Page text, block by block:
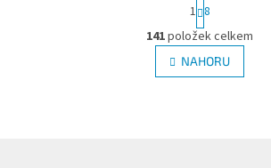
O
v
l
á
t
r
á
n
k
1 8
141položek celkem
NAHORU